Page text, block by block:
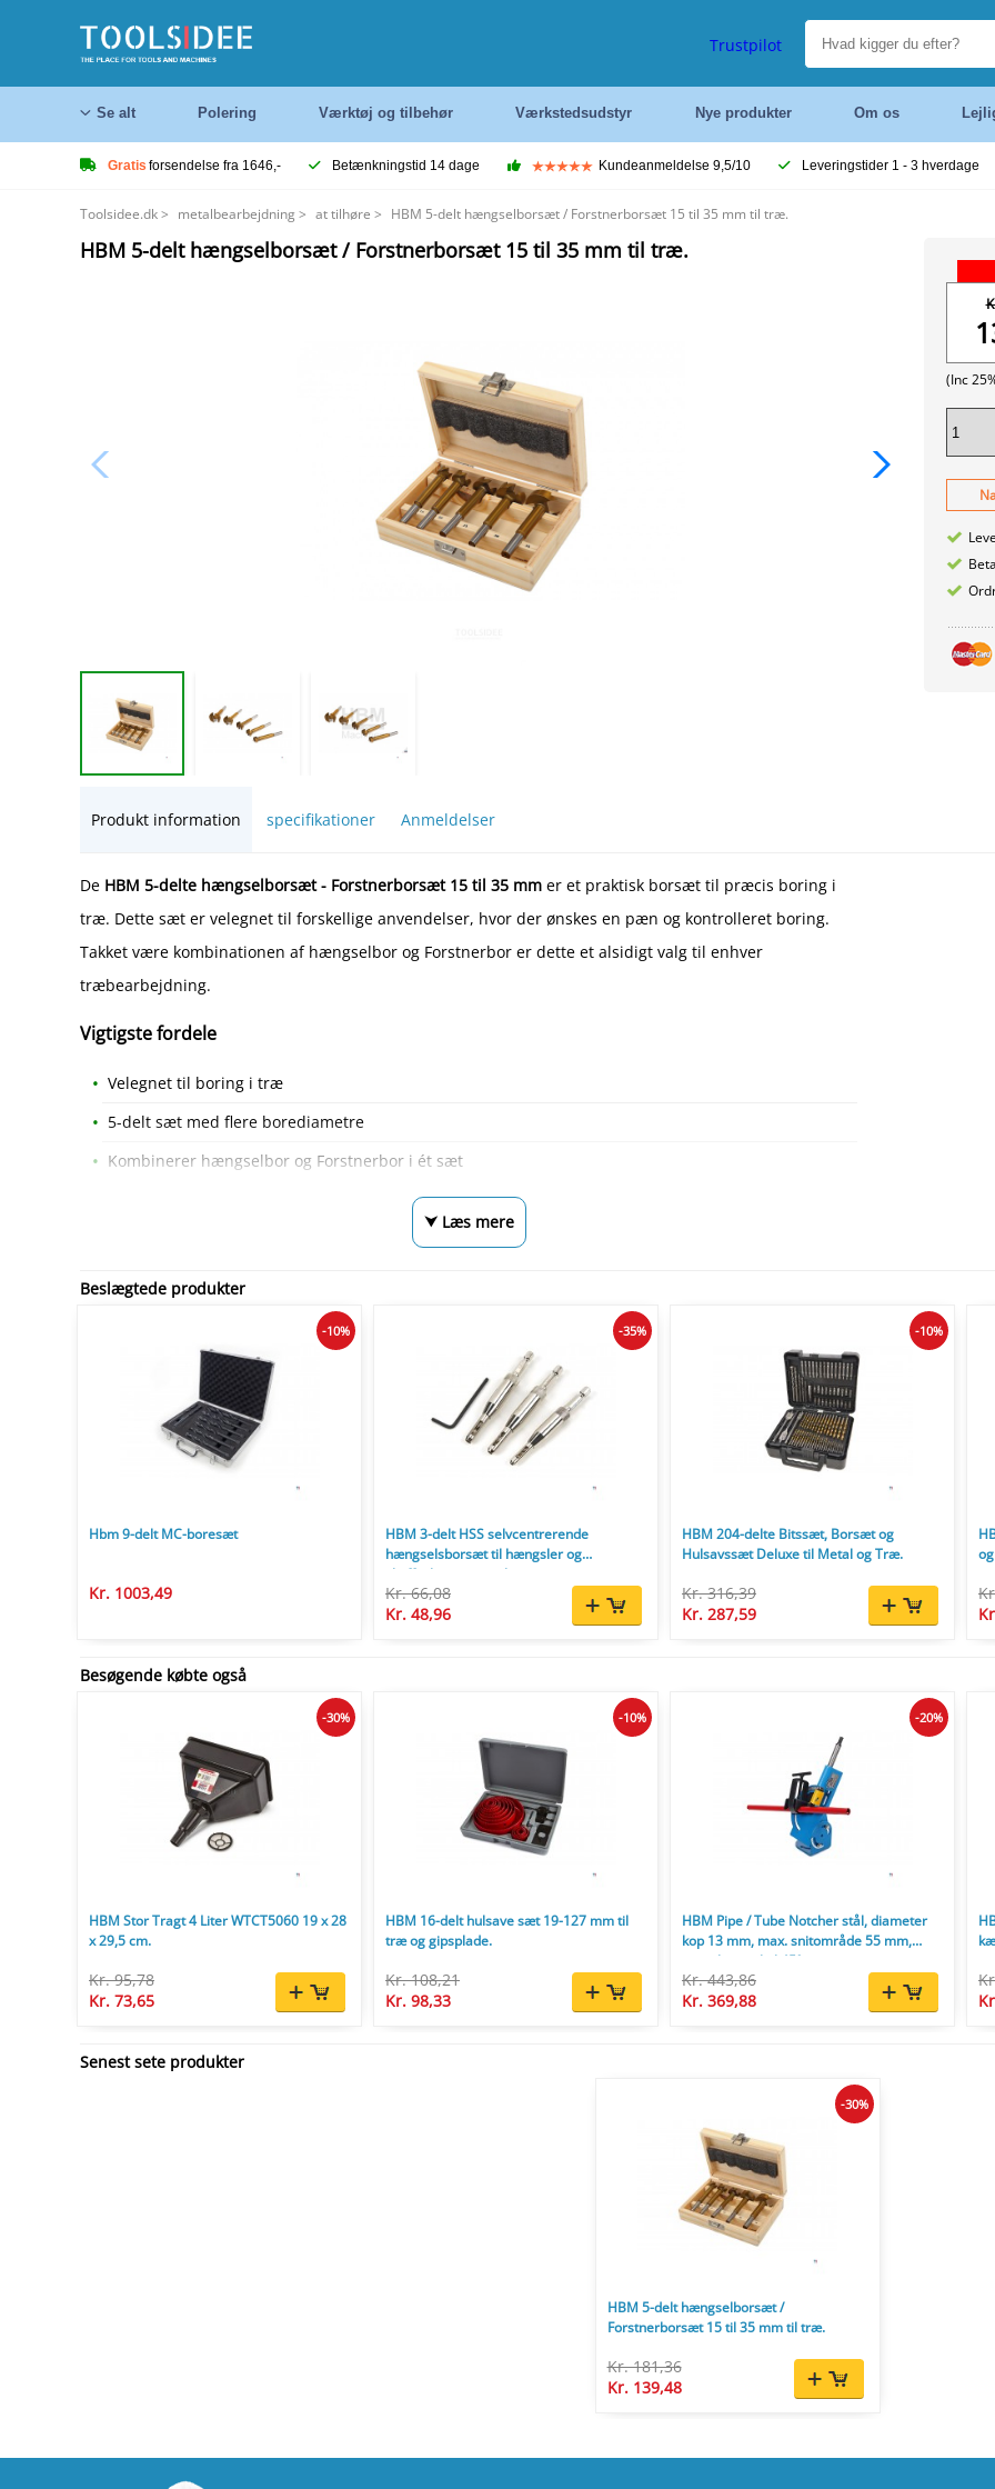
Trustpilot
Se alt Polering Værktøj og tilbehør Værkstedsudstyr Nye produkter Om os
Gratis forsendelse fra 1646,- Betænkningstid 14 dage Kundeanmeldelse 9,5/10 Leveringstider 1 - 3 hverdage
Toolsidee.dk> metalbearbejdning > at tilhøre > HBM 5-delt hængselborsæt / Forstnerborsæt 15 til 35 mm til træ.
HBM 5-delt hængselborsæt / Forstnerborsæt 15 til 35 mm til træ.
(Inc
Produkt information specifikationer Anmeldelser
De HBM 5-delte hængselborsæt - Forstnerborsæt 15 til 35 mm er et praktisk borsæt til præcis boring i
træ. Dette sæt er velegnet til forskellige anvendelser, hvor der ønskes en pæn og kontrolleret boring.
Takket være kombinationen af hængselbor og Forstnerbor er dette et alsidigt valg til enhver
træbearbejdning.
Vigtigste fordele
Velegnet til boring i træ
5-delt sæt med flere borediametre
Kombinerer hængselbor og Forstnerbor i ét sæt
⮟ Læs mere
Beslægtede produkter
Hbm 9-delt MC-boresæt
Kr. 1003,49
-10%
HBM 3-delt HSS selvcentrerende
hængselsborsæt til hængsler og
skuffeskinner metal.
Kr. 66,08
Kr. 48,96
-35%
HBM 204-delte Bitssæt, Borsæt og
Hulsavssæt Deluxe til Metal og Træ.
Kr. 316,39
Kr. 287,59
-10%
Besøgende købte også
HBM Stor Tragt 4 Liter WTCT5060 19 x 28
x 29,5 cm.
Kr. 95,78
Kr. 73,65
-30%
HBM 16-delt hulsave sæt 19-127 mm til
træ og gipsplade.
Kr. 108,21
Kr. 98,33
-10%
HBM Pipe / Tube Notcher stål, diameter
kop 13 mm, max. snitområde 55 mm,
justerbar vinkel 45°.
Kr. 443,86
Kr. 369,88
-20%
Senest sete produkter
HBM 5-delt hængselborsæt /
Forstnerborsæt 15 til 35 mm til træ.
Kr. 181,36
Kr. 139,48
-30%